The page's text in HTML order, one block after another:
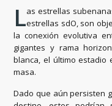
Las estrellas
estrellas sdO, son
la conexión evolutiva
gigantes y rama
blanca, el último estadio
masa.
Dado que aún persisten